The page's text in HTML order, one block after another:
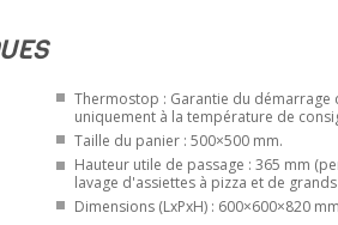
Thermostop : Garantie du démarrage
uniquement à la température de
Taille du panier : 500×500 mm.
Hauteur utile de passage : 365 mm
lavage d'assiettes à pizza et de
Dimensions (LxPxH) : 600×600×820